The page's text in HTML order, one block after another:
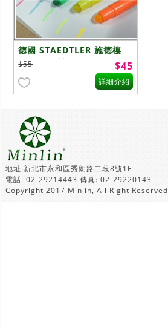
德國 STAEDTLER 施德樓
旋轉 果凍螢光筆 MS264
$55 $45
詳細介紹
地址:新北市永和區秀朗路二段8號1F
電話: 02-29214443 傳真: 02-29220143
Copyright 2017 Minlin, All Right Reserved